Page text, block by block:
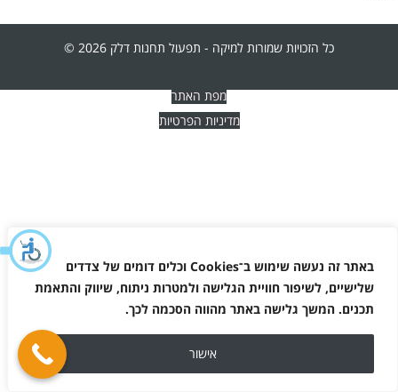
באתר זה נעשה שימוש ב־Cookies וכלים דומים של צדדים
שלישיים, לשיפור חוויית הגלישה ולמטרות ניתוח, שיווק והתאמת
תכנים. המשך גלישה באתר מהווה הסכמה לכך.
אישור
כל הזכויות שמורות למיקה - תפעול תחנות דלק 2026 ©
מפת האתר
מדיניות הפרטיות